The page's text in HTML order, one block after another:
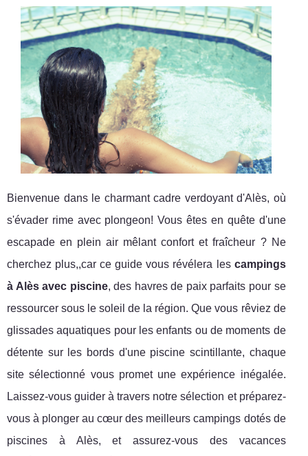
Bienvenue dans le charmant cadre verdoyant d'Alès, où
s'évader rime avec plongeon! Vous êtes en quête d'une
escapade en plein air mêlant confort et fraîcheur ? Ne
cherchez plus,,car ce guide vous révélera lescampings
à Alès avec piscine, des havres de paix parfaits pour se
ressourcer sous le soleil de la région. Que vous rêviez de
glissades aquatiques pour les enfants ou de moments de
détente sur les bords d'une piscine scintillante, chaque
site sélectionné vous promet une expérience inégalée.
Laissez-vous guider à travers notre sélection et préparez-
vous à plonger au cœur des meilleurs campings dotés de
piscines à Alès, et assurez-vous des vacances